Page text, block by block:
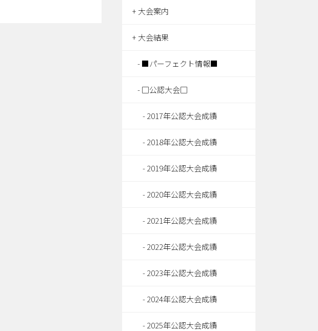
大会案内
大会結果
■パーフェクト情報■
□公認大会□
2017年公認大会成績
2018年公認大会成績
2019年公認大会成績
2020年公認大会成績
2021年公認大会成績
2022年公認大会成績
2023年公認大会成績
2024年公認大会成績
2025年公認大会成績